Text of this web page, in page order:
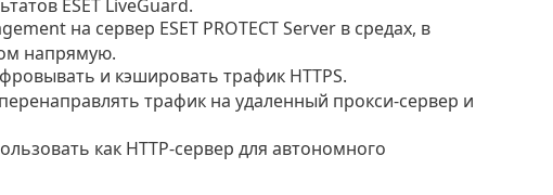
ESET LiveGuard.
на сервер ESET PROTECT Server в средах, в
напрямую.
и кэшировать трафик HTTPS.
трафик на удаленный прокси-сервер и
как HTTP-сервер для автономного